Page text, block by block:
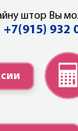
штор Вы
+7(915) 932